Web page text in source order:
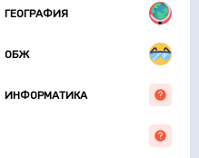
ГЕОГРАФИЯ
ОБЖ
ИНФОРМАТИКА